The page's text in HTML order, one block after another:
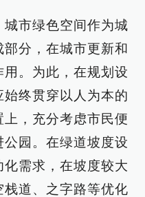
市绿色空间作为城
分，在城市更新和
。为此，在规划设
终贯穿以人为本的
，充分考虑市民便
园。在绿道坡度设
需求，在坡度较大
栈道、之字路等优化